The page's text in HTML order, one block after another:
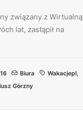
związany z Wirtualną
lat, zastąpił na
Biura Wakacjepl,
Górzny